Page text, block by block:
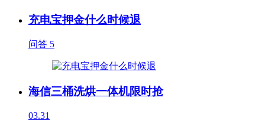
充电宝押金什么时候退
问答 5
海信三桶洗烘一体机限时抢
03.31